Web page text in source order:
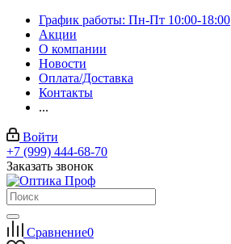
График работы: Пн-Пт 10:00-18:00
Акции
О компании
Новости
Оплата/Доставка
Контакты
...
Войти
+7 (999) 444-68-70
Заказать звонок
Сравнение0